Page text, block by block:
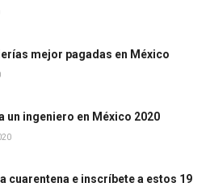
mejor pagadas en México
un ingeniero en México 2020
cuarentena e inscríbete a estos 19